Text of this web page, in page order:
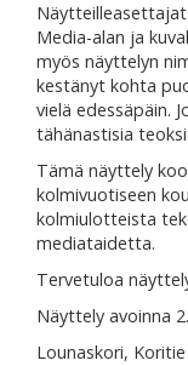
Media-alan ja
myös näyttelyn
kestänyt kohta
vielä edessäpäin.
tähänastisia
Tämä näyttely
kolmivuotiseen
kolmiulotteista
mediataidetta.
Tervetuloa
Näyttely avoinna
Lounaskori,